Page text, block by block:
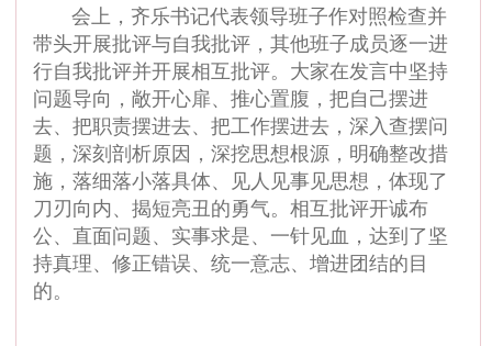
会上，齐乐书记代表领导班子作对照检查并
带头开展批评与自我批评，其他班子成员逐一进
行自我批评并开展相互批评。大家在发言中坚持
问题导向，敞开心扉、推心置腹，把自己摆进
去、把职责摆进去、把工作摆进去，深入查摆问
题，深刻剖析原因，深挖思想根源，明确整改措
施，落细落小落具体、见人见事见思想，体现了
刀刃向内、揭短亮丑的勇气。相互批评开诚布
公、直面问题、实事求是、一针见血，达到了坚
持真理、修正错误、统一意志、增进团结的目
的。